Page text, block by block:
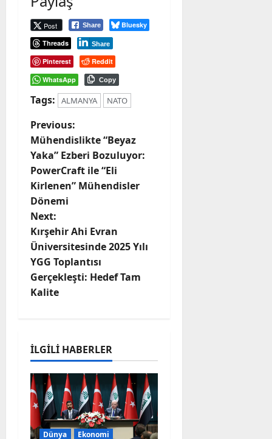
Post Share
Bluesky
Threads
Share
Pinterest
Reddit
WhatsApp
Copy
Tags: ALMANYA NATO
P
o
s
t
n
a
v
a
t
i
Previous:
Mühendislikte “Beyaz
Yaka” Ezberi Bozuluyor:
PowerCraft ile “Eli
Kirlenen” Mühendisler
Dönemi
Next:
Kırşehir Ahi Evran
Üniversitesinde 2025 Yılı
YGG Toplantısı
Gerçekleşti: Hedef Tam
Kalite
İLGILI HABERLER
Dünya
Ekonomi